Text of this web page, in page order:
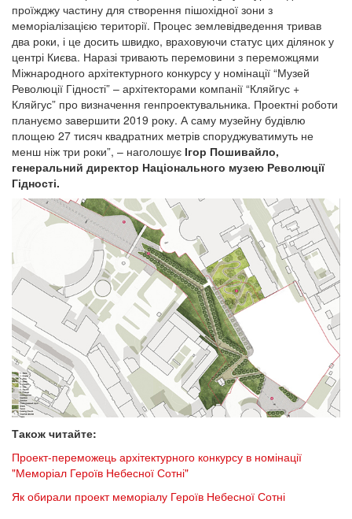
проїжджу частину для створення пішохідної зони з
меморіалізацією території. Процес землевідведення тривав
два роки, і це досить швидко, враховуючи статус цих ділянок у
центрі Києва. Наразі тривають перемовини з переможцями
Міжнародного архітектурного конкурсу у номінації “Музей
Революції Гідності” – архітекторами компанії “Кляйгус +
Кляйгус” про визначення генпроектувальника. Проектні роботи
плануємо завершити 2019 року. А саму музейну будівлю
площею 27 тисяч квадратних метрів споруджуватимуть не
менш ніж три роки”, – наголошує Ігор Пошивайло,
генеральний директор Національного музею Революції
Гідності.
Також читайте:
Проект-переможець архітектурного конкурсу в номінації
"Меморіал Героїв Небесної Сотні"
Як обирали проект меморіалу Героїв Небесної Сотні